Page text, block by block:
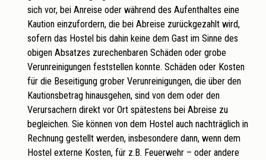
sich vor, bei Anreise oder während des Aufenthaltes eine
Kaution einzufordern, die bei Abreise zurückgezahlt wird,
sofern das Hostel bis dahin keine dem Gast im Sinne des
obigen Absatzes zurechenbaren Schäden oder grobe
Verunreinigungen feststellen konnte. Schäden oder Kosten
für die Beseitigung grober Verunreinigungen, die über den
Kautionsbetrag hinausgehen, sind von dem oder den
Verursachern direkt vor Ort spätestens bei Abreise zu
begleichen. Sie können von dem Hostel auch nachträglich in
Rechnung gestellt werden, insbesondere dann, wenn dem
Hostel externe Kosten, für z.B. Feuerwehr – oder andere